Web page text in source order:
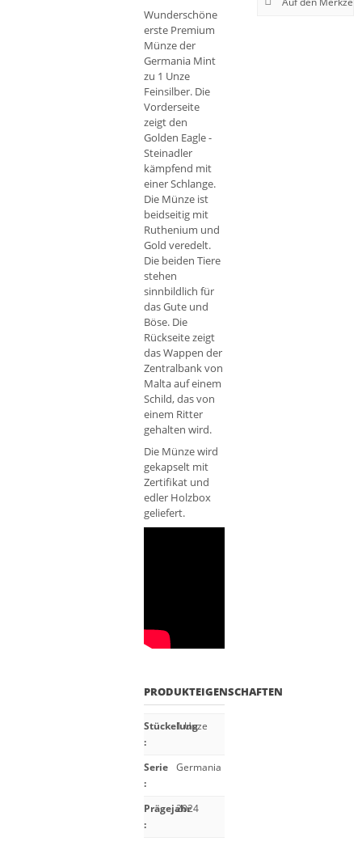
Wunderschöne
erste Premium
Münze der
Germania Mint
zu 1 Unze
Feinsilber. Die
Vorderseite
zeigt den
Golden Eagle -
Steinadler
kämpfend mit
einer Schlange.
Die Münze ist
beidseitig mit
Ruthenium und
Gold veredelt.
Die beiden Tiere
stehen
sinnbildlich für
das Gute und
Böse. Die
Rückseite zeigt
das Wappen der
Zentralbank von
Malta auf einem
Schild, das von
einem Ritter
gehalten wird.
Die Münze wird
gekapselt mit
Zertifikat und
edler Holzbox
geliefert.
PRODUKTEIGENSCHAFTEN
Stückelung
:
1 Unze
Serie
:
Germania
Prägejahr
:
2024